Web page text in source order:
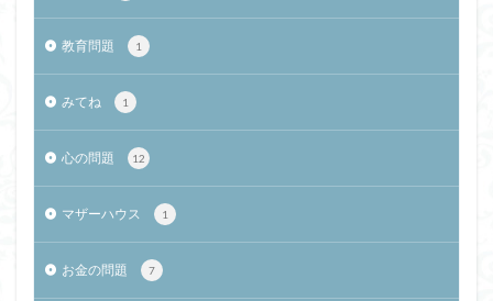
教育問題 1
みてね 1
心の問題 12
マザーハウス 1
お金の問題 7